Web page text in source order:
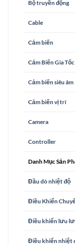
Bộ truyền động
Cable
Cảm biến
Cảm Biến Gia Tốc
Cảm biến siêu âm
Cảm biến vị trí
Camera
Controller
Danh Mục Sản
Đầu dò nhiệt độ
Điều Khiển
Điều khiển lưu
Điều khiển nhiệt